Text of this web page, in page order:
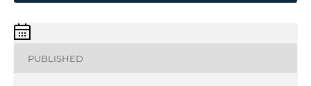
PUBLISHED